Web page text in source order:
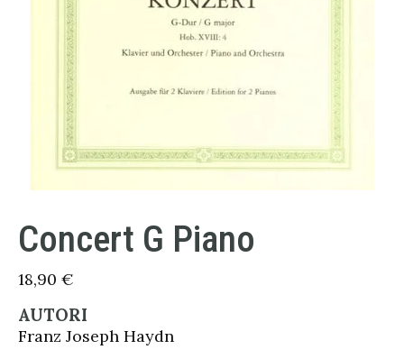
Concert G Piano
18,90 €
AUTORI
Franz Joseph Haydn